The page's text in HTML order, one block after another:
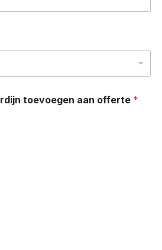
toevoegen aan offerte *